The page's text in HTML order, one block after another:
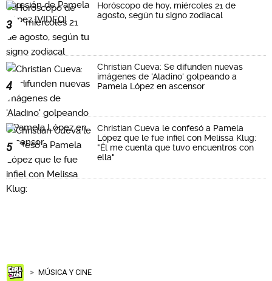
3
Horóscopo de hoy, miércoles 21 de
agosto, según tu signo zodiacal
4
Christian Cueva: Se difunden nuevas
imágenes de 'Aladino' golpeando a
Pamela López en ascensor
5
Christian Cueva le confesó a Pamela
López que le fue infiel con Melissa Klug:
"Él me cuenta que tuvo encuentros con
ella"
MÚSICA Y CINE